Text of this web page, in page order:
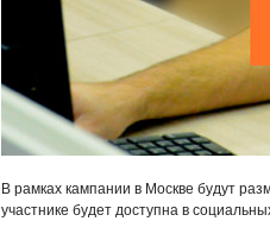
В рамках кампании в Москве будут
участнике будет доступна в